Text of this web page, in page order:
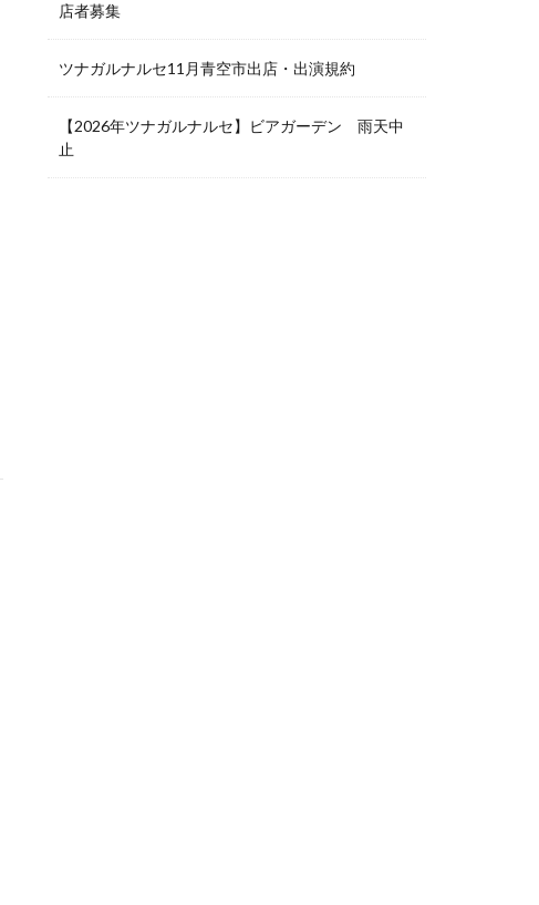
店者募集
ツナガルナルセ11月青空市出店・出演規約
【2026年ツナガルナルセ】ビアガーデン 雨天中
止